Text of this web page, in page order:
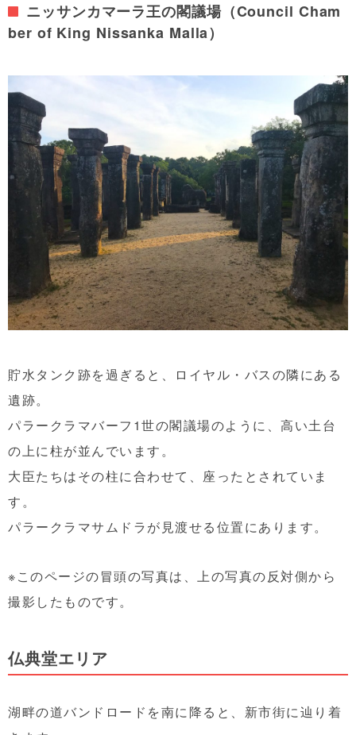
ニッサンカマーラ王の閣議場（Council Cham
ber of King Nissanka Malla）
貯水タンク跡を過ぎると、ロイヤル・バスの隣にある
遺跡。
パラークラマバーフ1世の閣議場のように、高い土台
の上に柱が並んでいます。
大臣たちはその柱に合わせて、座ったとされていま
す。
パラークラマサムドラが見渡せる位置にあります。
※このページの冒頭の写真は、上の写真の反対側から
撮影したものです。
仏典堂エリア
湖畔の道バンドロードを南に降ると、新市街に辿り着